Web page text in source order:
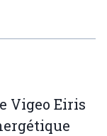
Vigeo Eiris